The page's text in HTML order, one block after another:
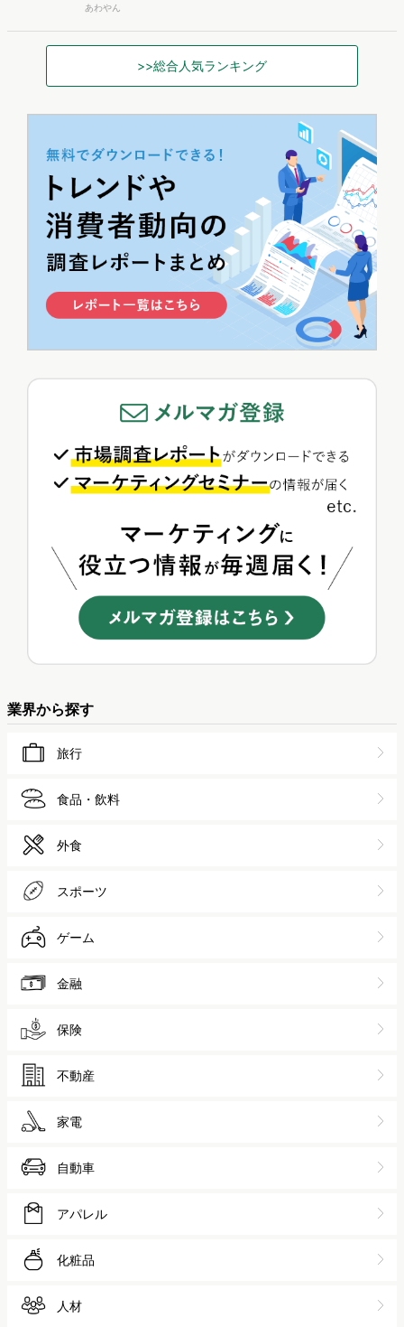
あわやん
>>総合人気ランキング
業界から探す
旅行
食品・飲料
外食
スポーツ
ゲーム
金融
保険
不動産
家電
自動車
アパレル
化粧品
人材